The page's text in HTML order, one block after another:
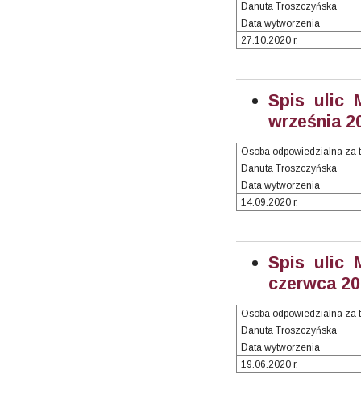
Danuta Troszczyńska
Data wytworzenia
27.10.2020 r.
Spis ulic
września
Osoba odpowiedzialna za
Danuta Troszczyńska
Data wytworzenia
14.09.2020 r.
Spis ulic
czerwca
Osoba odpowiedzialna za
Danuta Troszczyńska
Data wytworzenia
19.06.2020 r.